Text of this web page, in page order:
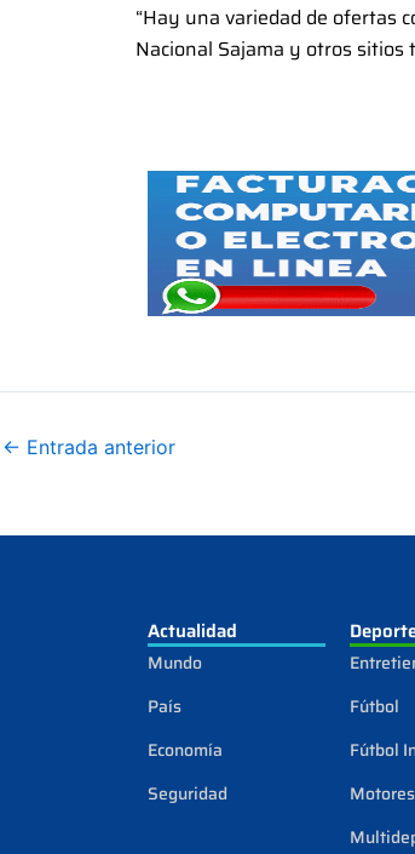
“Hay una variedad de ofertas
Nacional Sajama y otros sitios
← Entrada anterior
Actualidad
Mundo
País
Economía
Seguridad
Fútbol
Fútbol
Motores